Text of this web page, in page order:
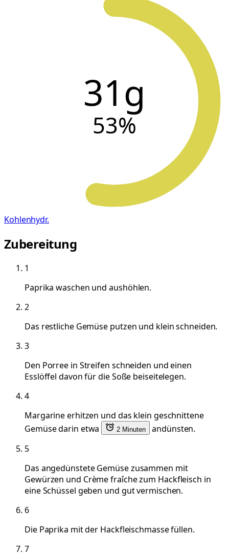
31g
53%
Kohlenhydr.
Zubereitung
1
Paprika waschen und aushöhlen.
2
Das restliche Gemüse putzen und klein schneiden.
3
Den Porree in Streifen schneiden und einen
Esslöffel davon für die Soße beiseitelegen.
4
Margarine erhitzen und das klein geschnittene
Gemüse darin etwa
2 Minuten
andünsten.
5
Das angedünstete Gemüse zusammen mit
Gewürzen und Crème fraîche zum Hackfleisch in
eine Schüssel geben und gut vermischen.
6
Die Paprika mit der Hackfleischmasse füllen.
7